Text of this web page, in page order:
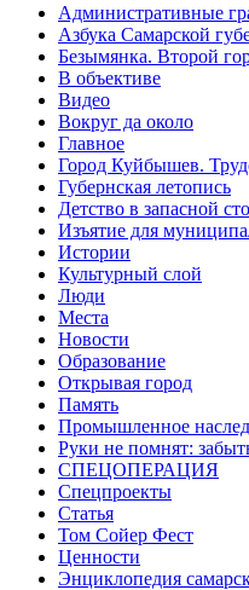
Административные
Азбука Самарской
Безымянка. Второй
В объективе
Видео
Вокруг да около
Главное
Город Куйбышев.
Губернская летопись
Детство в запасной
Изъятие для
Истории
Культурный слой
Люди
Места
Новости
Образование
Открывая город
Память
Промышленное
Руки не помнят:
СПЕЦОПЕРАЦИЯ
Спецпроекты
Статья
Том Сойер Фест
Ценности
Энциклопедия